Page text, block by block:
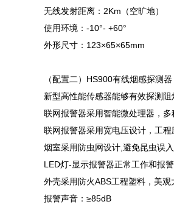
无线发射距离：2Km（空旷地）
使用环境：-10°- +60°
外形尺寸：123×65×65mm
（配置二）HS900有线烟感探测器
新型高性能传感器能够有效探测阻
联网报警器采用智能微处理器，
联网报警器采用宽电压设计，工程
烟室采用防虫网设计,避免昆虫误
LED灯-显示报警器正常工作和报
外壳采用防火ABS工程塑料，美观
报警声音：≥85dB